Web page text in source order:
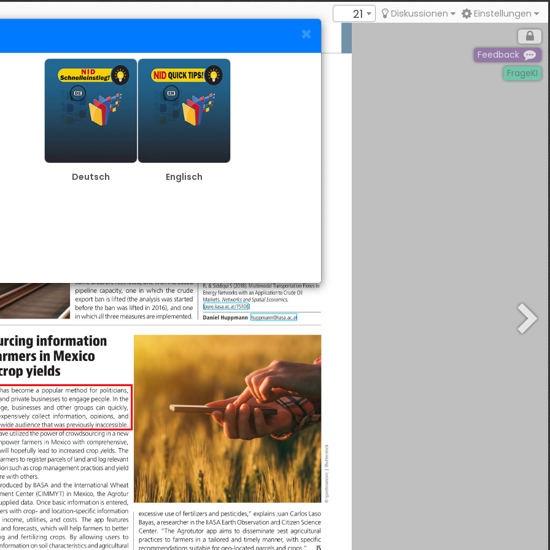
+
Objekt hinzufügen
21 Diskussionen Einstellungen
Feedback
FrageKI